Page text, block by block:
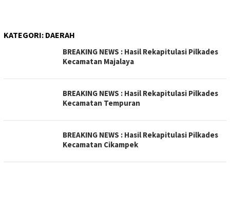
KATEGORI: DAERAH
BREAKING NEWS : Hasil Rekapitulasi Pilkades
Kecamatan Majalaya
BREAKING NEWS : Hasil Rekapitulasi Pilkades
Kecamatan Tempuran
BREAKING NEWS : Hasil Rekapitulasi Pilkades
Kecamatan Cikampek